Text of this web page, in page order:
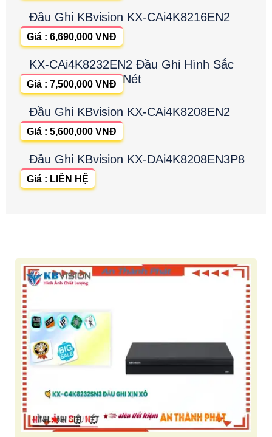
Đầu Ghi KBvision KX-CAi4K8216EN2
Giá : 6,690,000 VNĐ
KX-CAi4K8232EN2 Đầu Ghi Hình Sắc
Nét
Giá : 7,500,000 VNĐ
Đầu Ghi KBvision KX-CAi4K8208EN2
Giá : 5,600,000 VNĐ
Đầu Ghi KBvision KX-DAi4K8208EN3P8
Giá : LIÊN HỆ